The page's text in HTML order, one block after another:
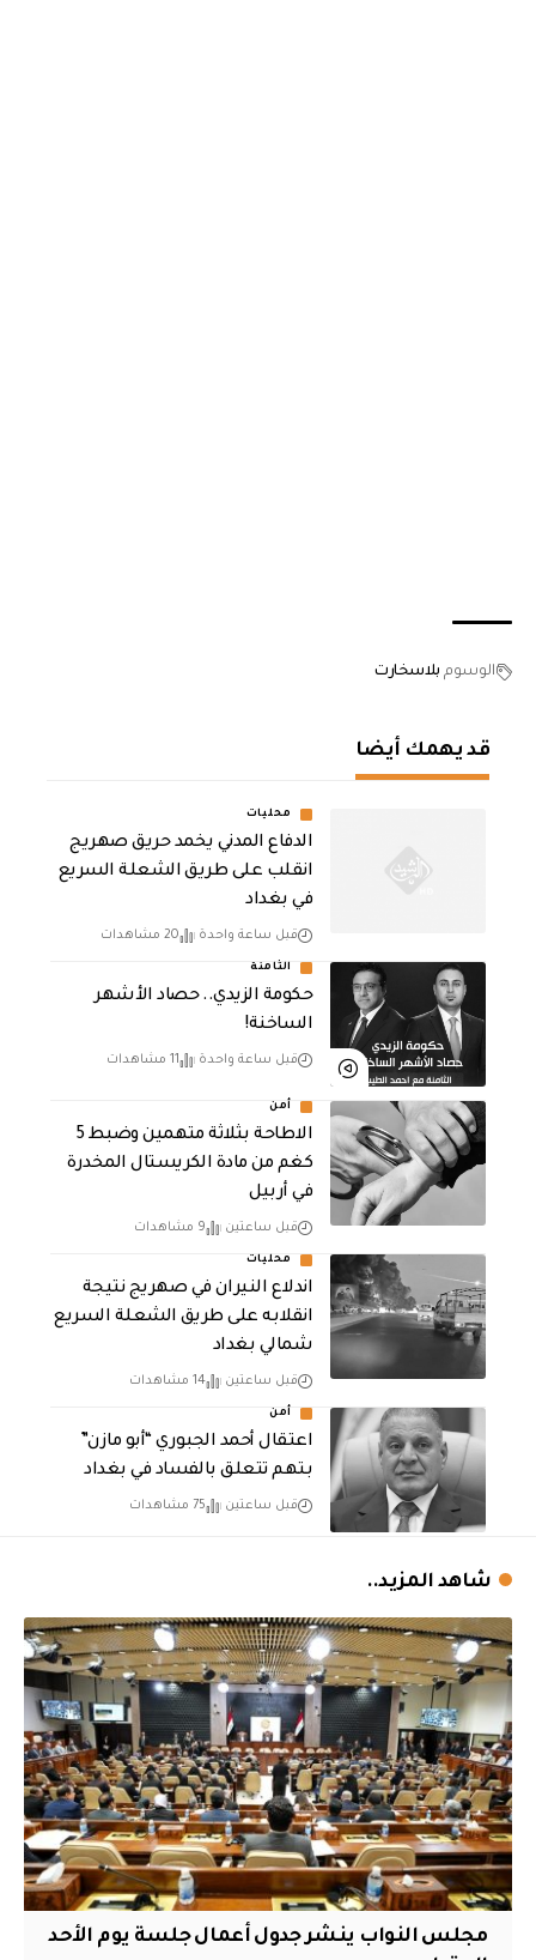
الوسوم بلاسخارت
قد يهمك أيضا
محليات
الدفاع المدني يخمد حريق صهريج
انقلب على طريق الشعلة السريع
في بغداد
قبل ساعة واحدة 20 مشاهدات
الثامنة
حكومة الزيدي.. حصاد الأشهر
الساخنة!
قبل ساعة واحدة 11 مشاهدات
أمن
الاطاحة بثلاثة متهمين وضبط 5
كغم من مادة الكريستال المخدرة ​
في أربيل
قبل ساعتين 9 مشاهدات
محليات
اندلاع النيران في صهريج نتيجة
انقلابه على طريق الشعلة السريع
شمالي بغداد
قبل ساعتين 14 مشاهدات
أمن
اعتقال أحمد الجبوري “أبو مازن”
بتهم تتعلق بالفساد في بغداد
قبل ساعتين 75 مشاهدات
شاهد المزيد..
مجلس النواب ينشر جدول أعمال جلسة يوم الأحد